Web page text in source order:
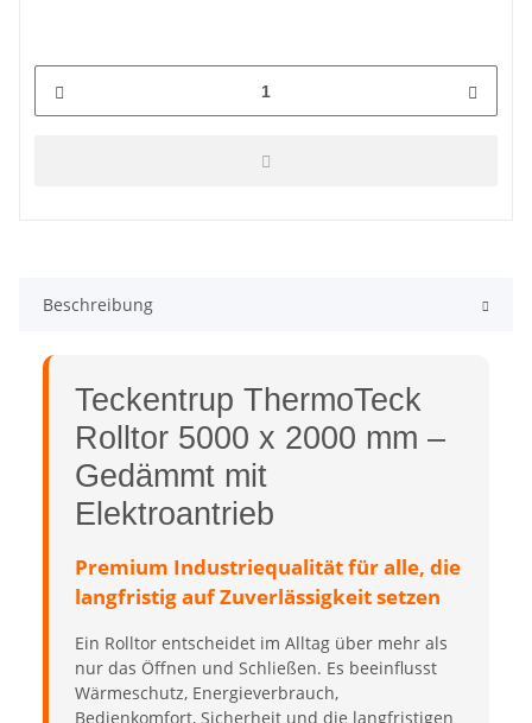
Beschreibung
Teckentrup ThermoTeck
Rolltor 5000 x 2000 mm –
Gedämmt mit
Elektroantrieb
Premium Industriequalität für alle, die
langfristig auf Zuverlässigkeit setzen
Ein Rolltor entscheidet im Alltag über mehr als
nur das Öffnen und Schließen. Es beeinflusst
Wärmeschutz, Energieverbrauch,
Bedienkomfort, Sicherheit und die langfristigen